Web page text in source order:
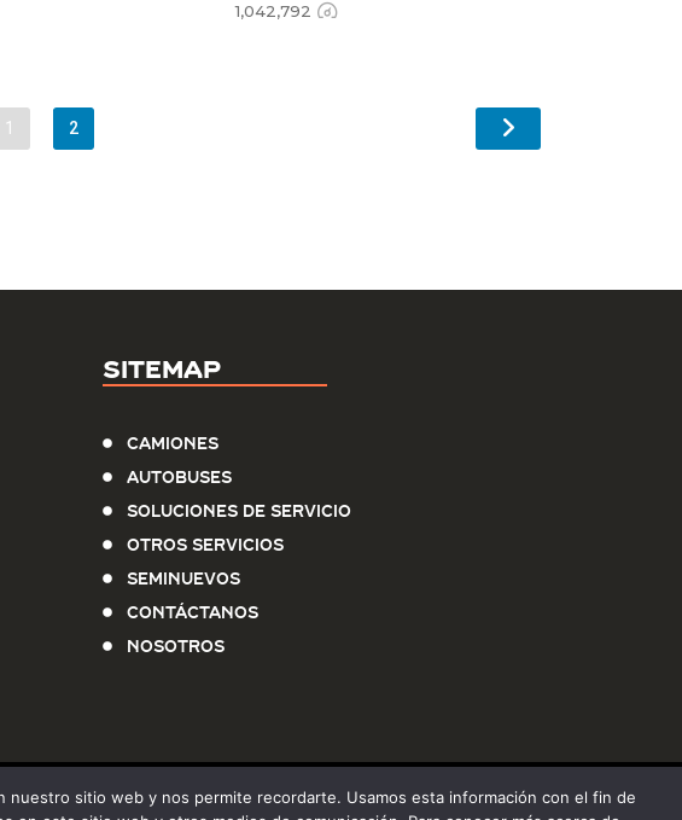
1,042,792
1 2
Sitemap
Camiones
Autobuses
Soluciones de servicio
Otros Servicios
Seminuevos
Contáctanos
Nosotros
sitio web y nos permite recordarte. Usamos esta información con el fin de